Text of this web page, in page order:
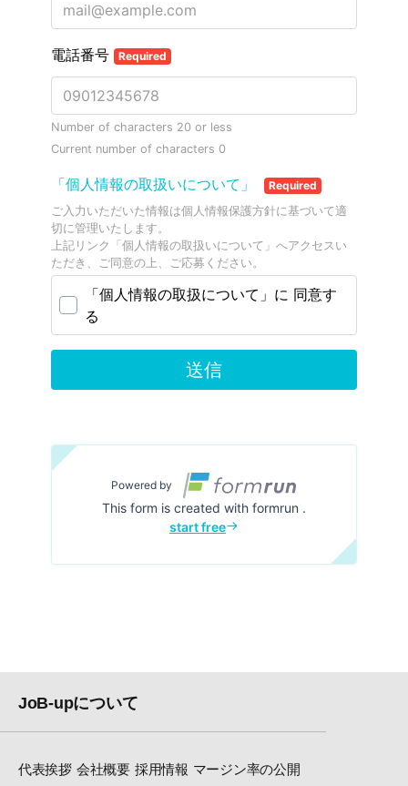
JoB-upについて
代表挨拶 会社概要 採用情報 マージン率の公開